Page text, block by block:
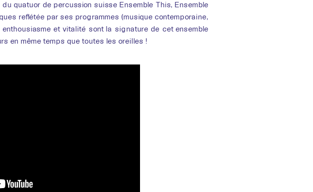
quatuor de percussion suisse Ensemble This, Ensemble
reflétée par ses programmes (musique contemporaine,
enthousiasme et vitalité sont la signature de cet ensemble
en même temps que toutes les oreilles !